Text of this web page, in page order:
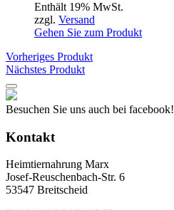
auf
bis
Enthält 19% MwSt.
zzgl. Versand
Gehen Sie zum Produkt
Vorheriges Produkt
Nächstes Produkt
Besuchen Sie uns auch bei facebook!
Kontakt
Heimtiernahrung Marx
Josef-Reuschenbach-Str. 6
53547 Breitscheid